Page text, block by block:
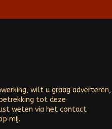
wilt u graag adverteren,
tot deze
weten via het contact
mij.